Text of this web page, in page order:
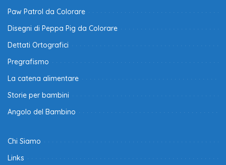
Paw Patrol da Colorare
Disegni di Peppa Pig da Colorare
Dettati Ortografici
Pregrafismo
La catena alimentare
Storie per bambini
Angolo del Bambino
Chi Siamo
Links